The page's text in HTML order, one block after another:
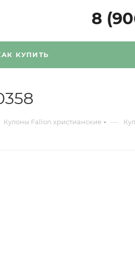
8
КУПИТЬ
Кулоны Fallon христианские —